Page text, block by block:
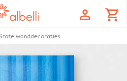
profile shopping_cart
wanddecoraties